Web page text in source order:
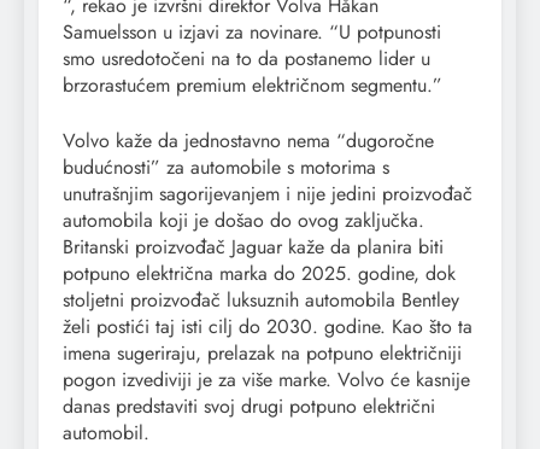
“, rekao je izvršni direktor Volva Håkan
Samuelsson u izjavi za novinare. “U potpunosti
smo usredotočeni na to da postanemo lider u
brzorastućem premium električnom segmentu.”
Volvo kaže da jednostavno nema “dugoročne
budućnosti” za automobile s motorima s
unutrašnjim sagorijevanjem i nije jedini proizvođač
automobila koji je došao do ovog zaključka.
Britanski proizvođač Jaguar kaže da planira biti
potpuno električna marka do 2025. godine, dok
stoljetni proizvođač luksuznih automobila Bentley
želi postići taj isti cilj do 2030. godine. Kao što ta
imena sugeriraju, prelazak na potpuno električniji
pogon izvediviji je za više marke. Volvo će kasnije
danas predstaviti svoj drugi potpuno električni
automobil.